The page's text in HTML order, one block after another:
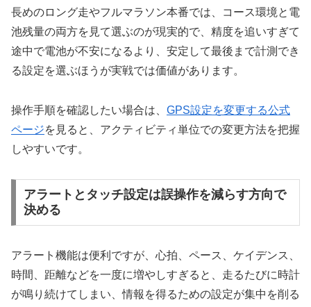
長めのロング走やフルマラソン本番では、コース環境と電
池残量の両方を見て選ぶのが現実的で、精度を追いすぎて
途中で電池が不安になるより、安定して最後まで計測でき
る設定を選ぶほうが実戦では価値があります。
操作手順を確認したい場合は、 GPS設定を変更する公式
ページを見ると、アクティビティ単位での変更方法を把握
しやすいです。
アラートとタッチ設定は誤操作を減らす方向で
決める
アラート機能は便利ですが、心拍、ペース、ケイデンス、
時間、距離などを一度に増やしすぎると、走るたびに時計
が鳴り続けてしまい、情報を得るための設定が集中を削る